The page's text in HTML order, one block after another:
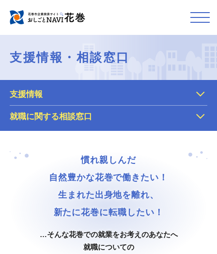
支援情報・相談窓口
支援情報
就職に関する相談窓口
慣れ親しんだ
自然豊かな花巻で働きたい！
生まれた出身地を離れ、
新たに花巻に転職したい！
…そんな花巻での就業をお考えのあなたへ
就職についての